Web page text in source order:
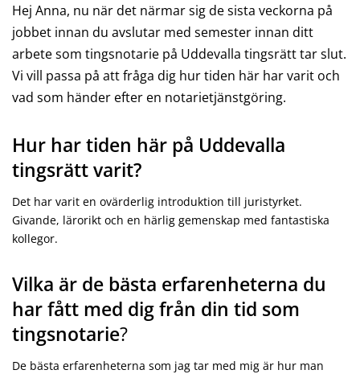
Hej Anna, nu när det närmar sig de sista veckorna på
jobbet innan du avslutar med semester innan ditt
arbete som tingsnotarie på Uddevalla tingsrätt tar slut.
Vi vill passa på att fråga dig hur tiden här har varit och
vad som händer efter en notarietjänstgöring.
Hur har tiden här på Uddevalla
tingsrätt varit?
Det har varit en ovärderlig introduktion till juristyrket.
Givande, lärorikt och en härlig gemenskap med fantastiska
kollegor.
Vilka är de bästa erfarenheterna du
har fått med dig från din tid som
tingsnotarie?
De bästa erfarenheterna som jag tar med mig är hur man